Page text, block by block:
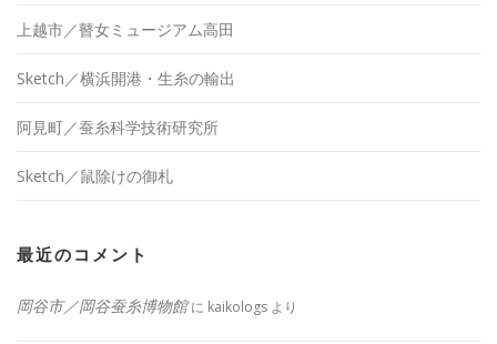
上越市／瞽女ミュージアム高田
Sketch／横浜開港・生糸の輸出
阿見町／蚕糸科学技術研究所
Sketch／鼠除けの御札
最近のコメント
岡谷市／岡谷蚕糸博物館に kaikologs より